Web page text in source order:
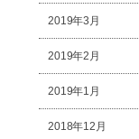
2019年3月
2019年2月
2019年1月
2018年12月